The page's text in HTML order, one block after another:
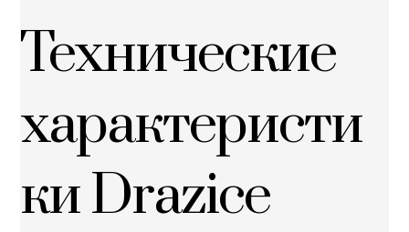
Технические
характеристи
ки Drazice